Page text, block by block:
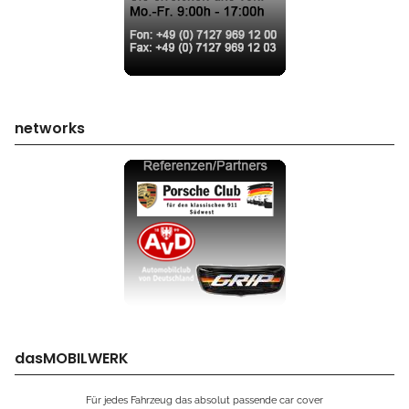
networks
dasMOBILWERK
Für jedes Fahrzeug das absolut passende car cover